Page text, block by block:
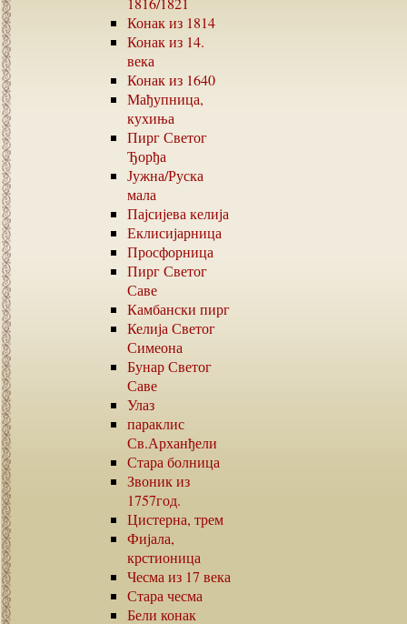
Конак из 1814
Конак из 14.
века
Конак из 1640
Мађупница,
кухиња
Пирг Светог
Ђорђа
Јужна/Руска
мала
Пајсијева келија
Еклисијарница
Просфорница
Пирг Светог
Саве
Камбански пирг
Келија Светог
Симеона
Бунар Светог
Саве
Улаз
параклис
Св.Арханђели
Стара болница
Звоник из
1757год.
Цистерна, трем
Фијала,
крстионица
Чесма из 17 века
Стара чесма
Бели конак